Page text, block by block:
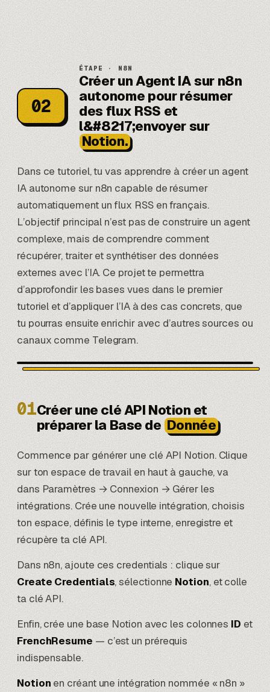
02
ÉTAPE · N8N
Créer un Agent IA sur n8n
autonome pour résumer
des flux RSS et
l&#8217;envoyer sur
Notion.
Dans ce tutoriel, tu vas apprendre à créer un agent
IA autonome sur n8n capable de résumer
automatiquement un flux RSS en français.
L’objectif principal n’est pas de construire un agent
complexe, mais de comprendre comment
récupérer, traiter et synthétiser des données
externes avec l’IA. Ce projet te permettra
d’approfondir les bases vues dans le premier
tutoriel et d’appliquer l’IA à des cas concrets, que
tu pourras ensuite enrichir avec d’autres sources ou
canaux comme Telegram.
01Créer une clé API Notion et
préparer la Base de Donnée
Commence par générer une clé API Notion. Clique
sur ton espace de travail en haut à gauche, va
dans Paramètres → Connexion → Gérer les
intégrations. Crée une nouvelle intégration, choisis
ton espace, définis le type interne, enregistre et
récupère ta clé API.
Dans n8n, ajoute ces credentials : clique sur
Create Credentials, sélectionne Notion, et colle
ta clé API.
Enfin, crée une base Notion avec les colonnesID et
FrenchResume — c’est un prérequis
indispensable.
Notion en créant une intégration nommée « n8n »